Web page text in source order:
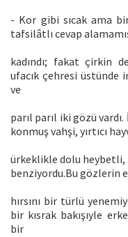
- Kor gibi sıcak ama bir
tafsilâtlı cevap
kadındı; fakat çirkin
ufacık çehresi üstünde
ve
parıl parıl iki gözü
konmuş vahşi, yırtıcı
ürkeklikle dolu heybetli,
benziyordu.Bu gözlerin
hırsını bir türlü
bir kısrak bakışıyle
bir